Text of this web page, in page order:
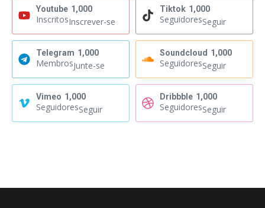
Youtube 1,000
InscritosInscrever-se
Tiktok 1,000
SeguidoresSeguir
Telegram 1,000
MembrosJunte-se
Soundcloud 1,000
SeguidoresSeguir
Vimeo 1,000
SeguidoresSeguir
Dribbble 1,000
SeguidoresSeguir